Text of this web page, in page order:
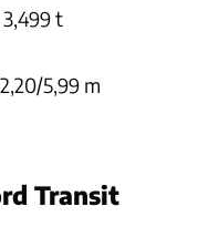
3,499 t
5,99 m
Transit